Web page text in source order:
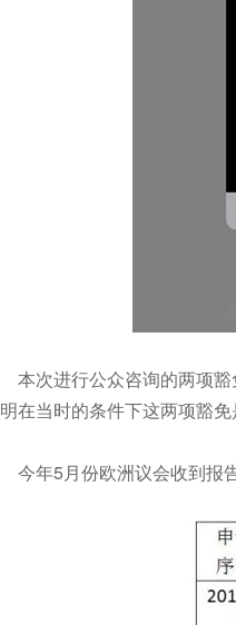
本次进行公众咨询的两项
明在当时的条件下这两项豁免
今年5月份欧洲议会收到报